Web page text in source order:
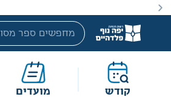
באתר מוצעים מוצרים במחירים
קודש מועדים